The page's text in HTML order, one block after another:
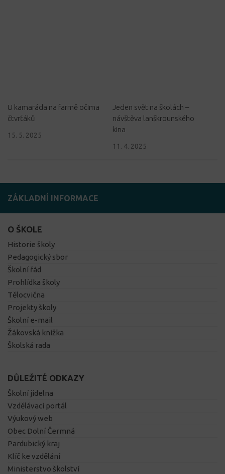
U kamaráda na farmě očima
čtvrťáků
15. 5. 2025
Jeden svět na školách –
návštěva lanškrounského
kina
11. 4. 2025
ZÁKLADNÍ INFORMACE
O ŠKOLE
Historie školy
Pedagogický sbor
Školní řád
Prohlídka školy
Tělocvična
Projekty školy
Školní e-mail
Žákovská knížka
Školská rada
DŮLEŽITÉ ODKAZY
Školní jídelna
Vzdělávací portál
Výukový web
Obec Dolní Čermná
Pardubický kraj
Klíč ke vzdělání
Ministerstvo školství